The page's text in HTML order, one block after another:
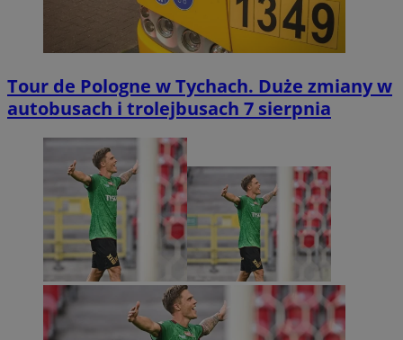
Tour de Pologne w Tychach. Duże zmiany w
autobusach i trolejbusach 7 sierpnia